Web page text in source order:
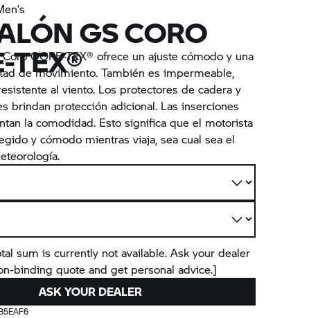
GS CORO
TEX®
GORE-TEX® ofrece un ajuste cómodo y una
de movimiento. También es impermeable,
al viento. Los protectores de cadera y
brindan protección adicional. Las inserciones
la comodidad. Esto significa que el motorista
y cómodo mientras viaja, sea cual sea el
sum is currently not available. Ask your dealer
binding quote and get personal advice.]
ASK YOUR DEALER